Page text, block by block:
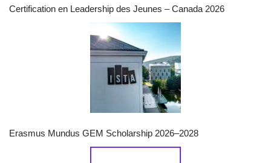
Certification en Leadership des Jeunes – Canada 2026
Erasmus Mundus GEM Scholarship 2026–2028